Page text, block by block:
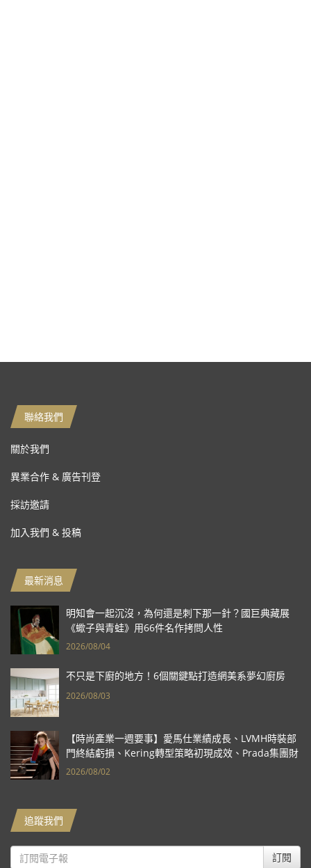
聯絡我們
關於我們
異業合作 & 廣告刊登
採訪邀請
加入我們 & 投稿
最新消息
明知會一起沉沒，為何還是刺下那一針？國巨典藏展
《蠍子與青蛙》用66件名作拷問人性
2026/08/04
不只是下廚的地方！6個關鍵點打造網美系夢幻廚房
2026/08/03
【時尚產業一週要事】愛馬仕業績成長、LVMH時裝部
門終結虧損、Kering轉型策略初現成效、Prada集團財
報亮眼
2026/08/02
追蹤我們
訂閱